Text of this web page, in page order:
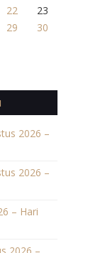
22
23
29
30
2026 –
2026 –
– Hari